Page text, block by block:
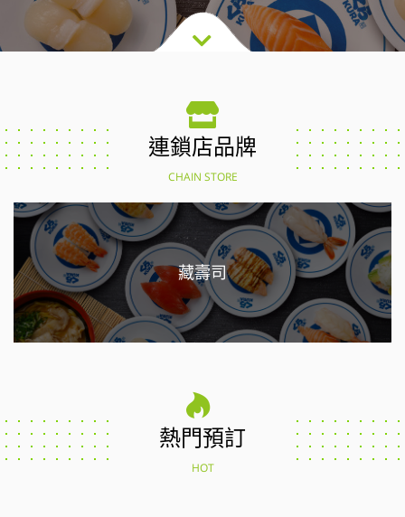
連鎖店品牌
CHAIN STORE
藏壽司
熱門預訂
HOT